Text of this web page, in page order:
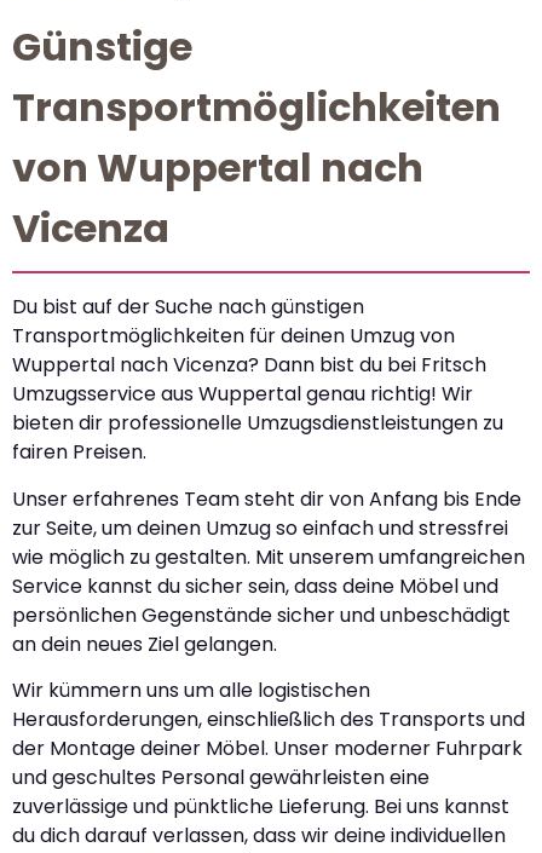
Günstige
Transportmöglichkeiten
von Wuppertal nach
Vicenza
Du bist auf der Suche nach günstigen
Transportmöglichkeiten für deinen Umzug von
Wuppertal nach Vicenza? Dann bist du bei Fritsch
Umzugsservice aus Wuppertal genau richtig! Wir
bieten dir professionelle Umzugsdienstleistungen zu
fairen Preisen.
Unser erfahrenes Team steht dir von Anfang bis Ende
zur Seite, um deinen Umzug so einfach und stressfrei
wie möglich zu gestalten. Mit unserem umfangreichen
Service kannst du sicher sein, dass deine Möbel und
persönlichen Gegenstände sicher und unbeschädigt
an dein neues Ziel gelangen.
Wir kümmern uns um alle logistischen
Herausforderungen, einschließlich des Transports und
der Montage deiner Möbel. Unser moderner Fuhrpark
und geschultes Personal gewährleisten eine
zuverlässige und pünktliche Lieferung. Bei uns kannst
du dich darauf verlassen, dass wir deine individuellen